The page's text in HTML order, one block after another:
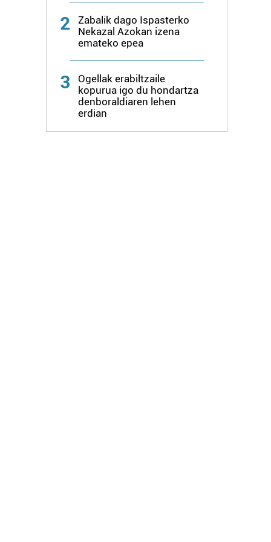
2
Zabalik dago Ispasterko
Nekazal Azokan izena
emateko epea
3
Ogellak erabiltzaile
kopurua igo du hondartza
denboraldiaren lehen
erdian